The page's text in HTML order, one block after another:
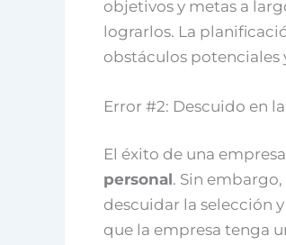
objetivos y metas a
lograrlos. La
obstáculos potenciales
Error #2: Descuido en
El éxito de una
personal. Sin
descuidar la selección
que la empresa tenga